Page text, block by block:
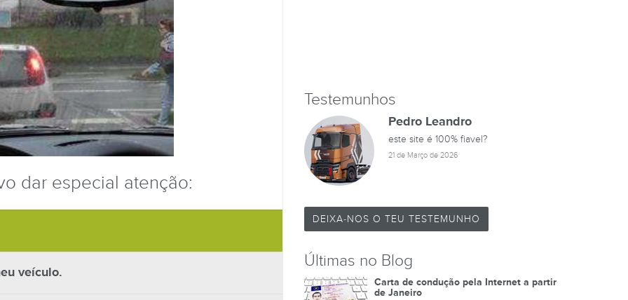
dar especial atenção:
veículo.
Testemunhos
Pedro Leandro
este site é 100% fiavel?
21 de Março de 2026
DEIXA-NOS O TEU TESTEMUNHO
Últimas no Blog
Carta de condução pela Internet a partir
de Janeiro